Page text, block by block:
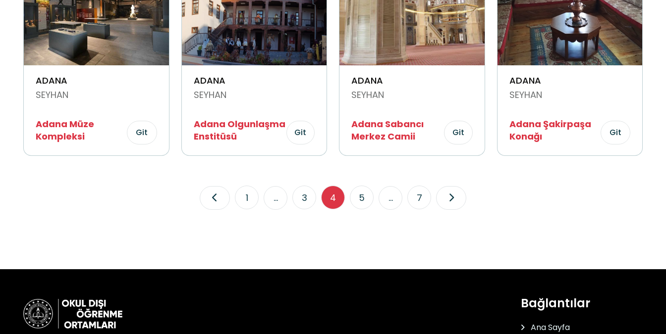
ADANA
SEYHAN
Adana Müze
Kompleksi
Git
ADANA
SEYHAN
Adana Olgunlaşma
Enstitüsü
Git
ADANA
SEYHAN
Adana Sabancı
Merkez Camii
Git
ADANA
SEYHAN
Adana Şakirpaşa
Konağı
Git
1 ... 3 4 5 ... 7
Bağlantılar
Ana Sayfa